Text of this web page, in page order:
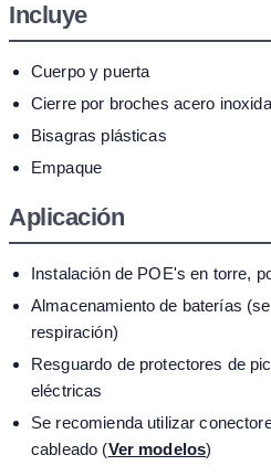
Incluye
Cuerpo y puerta
Cierre por broches acero
Bisagras plásticas
Empaque
Aplicación
Instalación de POE's en torre,
Almacenamiento de baterías
respiración)
Resguardo de protectores de
eléctricas
Se recomienda utilizar
cableado (Ver modelos)